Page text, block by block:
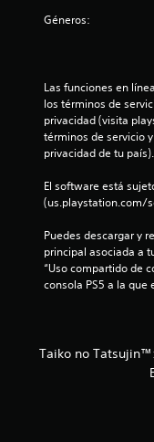
Géneros:
Las funciones en
los términos de
privacidad (visita
términos de servicio
privacidad de tu país).
El software está
(us.playstation.com/
Puedes descargar y
principal asociada a
“Uso compartido de
consola PS5 a la
Taiko no